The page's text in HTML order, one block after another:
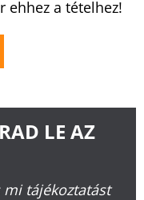
ehhez a tételhez!
LE AZ
mi tájékoztatást